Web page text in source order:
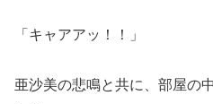
「キャアアッ！！」
亜沙美の悲鳴と共に、部屋の